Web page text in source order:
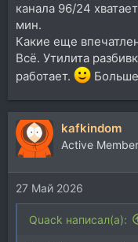
канала 96/24
мин.
Какие еще
Всё. Утилита
работает.
kafkindom
Active Member
27 Май 2026
Quack написал(а):